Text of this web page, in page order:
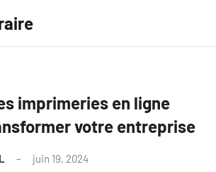
imprimeries en ligne
votre entreprise
juin 19, 2024